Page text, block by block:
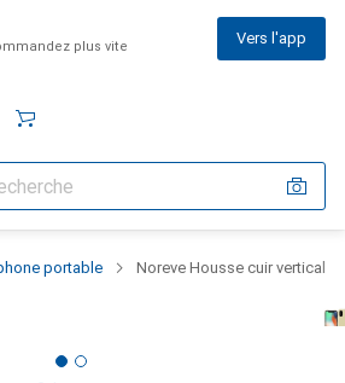
plus vite Vers l'app
portable Noreve Housse cuir vertical